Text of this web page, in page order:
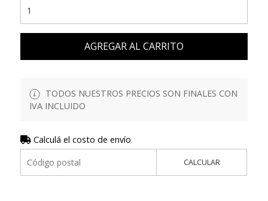
AGREGAR AL CARRITO
TODOS NUESTROS PRECIOS SON FINALES CON
IVA INCLUIDO
Calculá el costo de envío
CALCULAR